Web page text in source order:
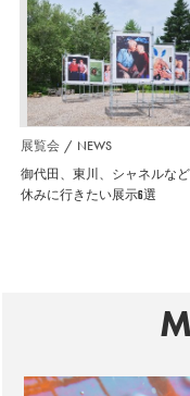
展覧会 NEWS
御代田、東川、シャネルな
休みに行きたい展示6選